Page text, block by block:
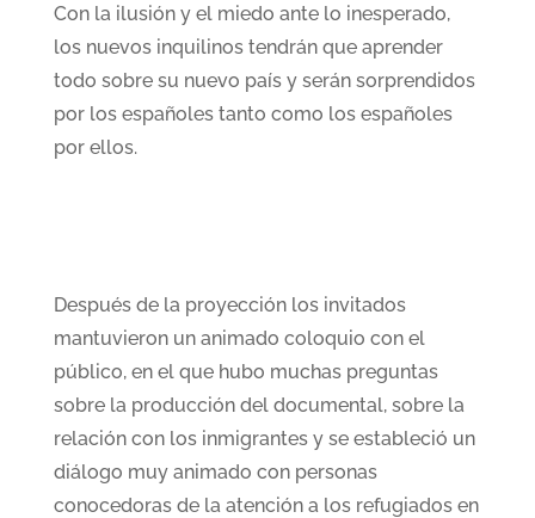
Con la ilusión y el miedo ante lo inesperado,
los nuevos inquilinos tendrán que aprender
todo sobre su nuevo país y serán sorprendidos
por los españoles tanto como los españoles
por ellos.
Después de la proyección los invitados
mantuvieron un animado coloquio con el
público, en el que hubo muchas preguntas
sobre la producción del documental, sobre la
relación con los inmigrantes y se estableció un
diálogo muy animado con personas
conocedoras de la atención a los refugiados en